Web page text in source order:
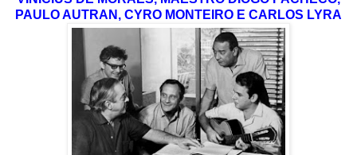
PAULO AUTRAN, CYRO MONTEIRO E CARLOS LYRA